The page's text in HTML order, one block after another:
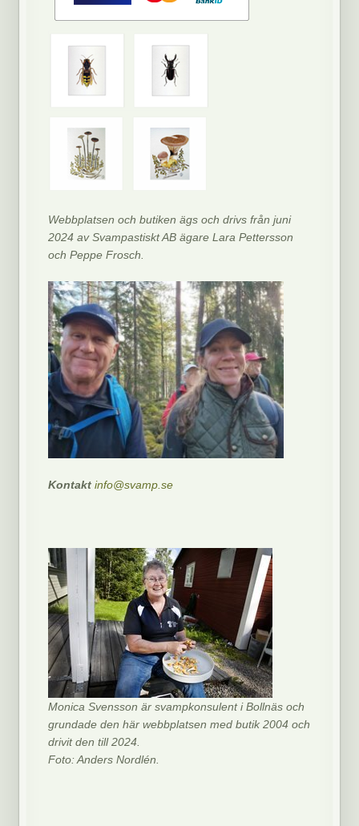
Webbplatsen och butiken ägs och drivs från juni
2024 av Svampastiskt AB ägare Lara Pettersson
och Peppe Frosch.
Kontaktinfo@svamp.se
Monica Svensson är svampkonsulent i Bollnäs och
grundade den här webbplatsen med butik 2004 och
drivit den till 2024.
Foto: Anders Nordlén.